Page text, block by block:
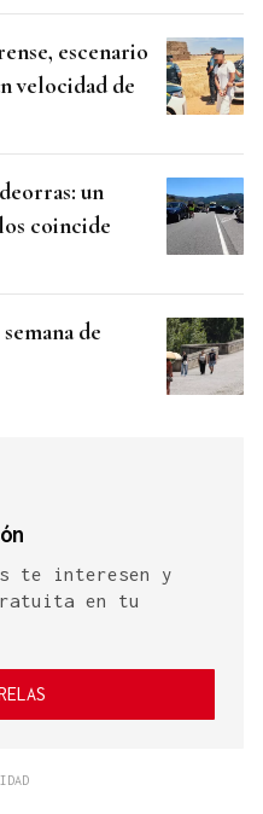
escenario
velocidad de
un
coincide
de
te interesen y
en tu